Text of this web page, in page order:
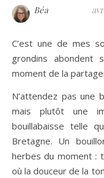
Béa
C’est une de mes soupes fétiches d’été et comme les
grondins abondent
moment de la
N’attendez pas une
mais plutôt une
bouillabaisse telle
Bretagne. Un
herbes du moment :
où la douceur de la